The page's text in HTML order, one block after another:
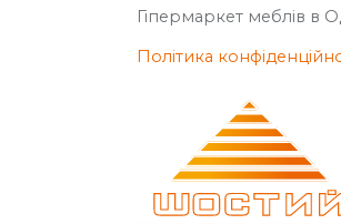
Гіпермаркет меблів в
Політика